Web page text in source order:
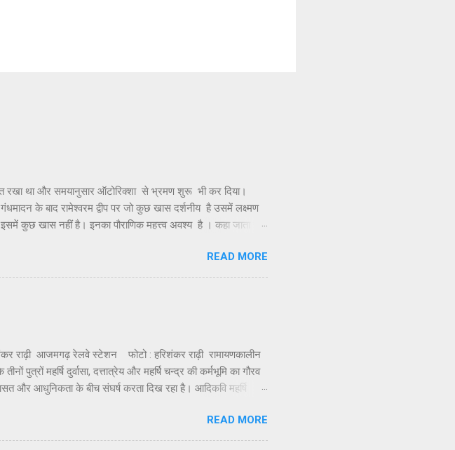
रखा था और समयानुसार ऑटोरिक्शा से भ्रमण शुरू भी कर दिया।
के बाद रामेश्वरम द्वीप पर जो कुछ खास दर्शनीय है उसमें लक्ष्मण
कुछ खास नहीं है। इनका पौराणिक महत्त्व अवश्य है । कहा जाता है
प्रकट करने के लिए पुष्पक विमान को इस द्वीप पर उतारा था
और लक्ष्मणजी ने पूजा के लिए विशेष कुंड बनाए और उसके जल से अभिषेक
है । हाँ, यहाँ सफाई और व्यवस्था नहीं मिलती और यह देखकर दुख
READ MORE
रेलवे स्टेशन फोटो : हरिशंकर राढ़ी रामायणकालीन
पुत्रों महर्षि दुर्वासा, दत्तात्रेय और महर्षि चन्द्र की कर्मभूमि का गौरव
और आधुनिकता के बीच संघर्ष करता दिख रहा है। आदिकवि महर्षि
रहा है। आजमगढ़ को अपनी आज की स्थिति पर गहरा क्षोभ और दुख जरूर
अतीत में कहीं खो गयी है और चंद धार्मिक उन्मादी और बर्बर उसकी
READ MORE